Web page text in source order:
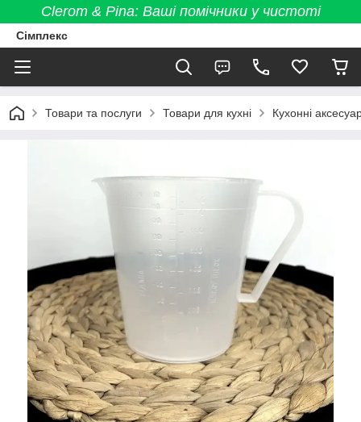
Clerom & Pina: Ваші помічники у чистоті
Сімплекс
Товари та послуги Товари для кухні Кухонні